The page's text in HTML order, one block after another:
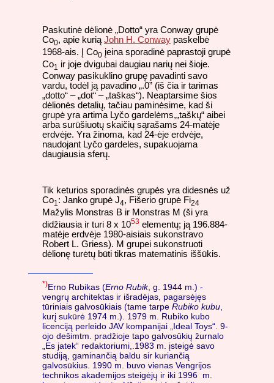
Paskutinė dėlionė „Dotto“ yra Conway grupė
Co0, apie kurią John H. Conway paskelbė
1968-ais. Į Co0 įeina sporadinė paprastoji grupė
Co1 ir joje dvigubai daugiau narių nei šioje.
Conway pasikuklino grupę pavadinti savo
vardu, todėl ją pavadino „.0” (iš čia ir tarimas
„dotto“ – „dot“ – „taškas“). Neaptarsime šios
dėlionės detalių, tačiau paminėsime, kad ši
grupė yra artima Lyčo gardelėms,„taškų“ aibei
arba surūšiuotų skaičių sąrašams 24-matėje
erdvėje. Yra žinoma, kad 24-ėje erdvėje,
naudojant Lyčo gardeles, supakuojama
daugiausia sferų.
Tik keturios sporadinės grupės yra didesnės už
Co1: Janko grupė J4, Fišerio grupė Fi24
Mažylis Monstras B ir Monstras M (ši yra
didžiausia ir turi 8 x 1053 elementų; ją 196.884-
matėje erdvėje 1980-aisiais sukonstravo
Robert L. Griess). M grupei sukonstruoti
dėlionę turėtų būti tikras matematinis iššūkis.
*)Erno Rubikas (Erno Rubik, g. 1944 m.) -
vengrų architektas ir išradėjas, pagarsėjęs
tūriniais galvosūkiais (tame tarpe Rubiko kubu
kurį sukūrė 1974 m.). 1979 m. Rubiko kubo
licenciją perleido JAV kompanijai „Ideal Toys“. 9-
ojo dešimtm. pradžioje tapo galvosūkių žurnalo
„Es jatek“ redaktoriumi,.1983 m. įsteigė savo
studiją, gaminančią baldu sir kuriančią
galvosūkius. 1990 m. buvo vienas Vengrijos
technikos akademijos steigėjų ir iki 1996 m.